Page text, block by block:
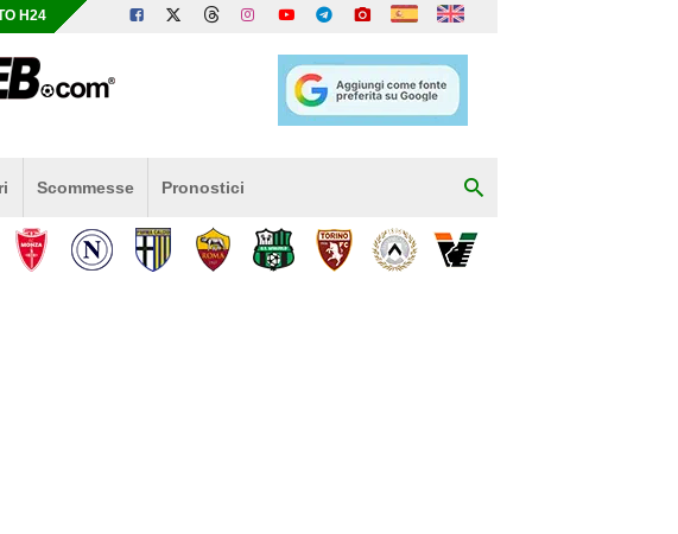
H24
Scommesse Pronostici